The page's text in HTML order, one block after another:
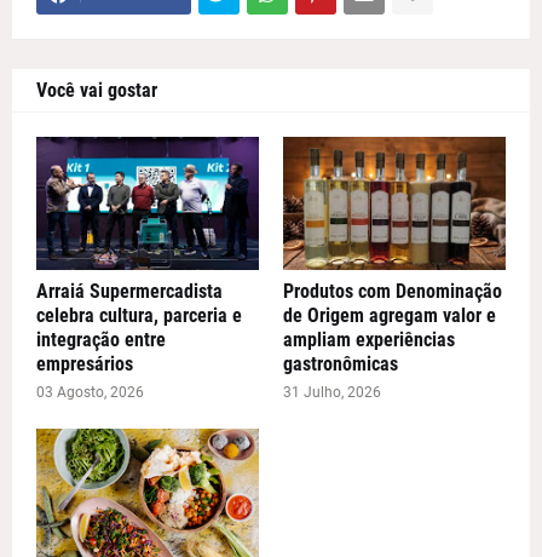
Você vai gostar
Arraiá Supermercadista
celebra cultura, parceria e
integração entre
empresários
03 Agosto, 2026
Produtos com Denominação
de Origem agregam valor e
ampliam experiências
gastronômicas
31 Julho, 2026